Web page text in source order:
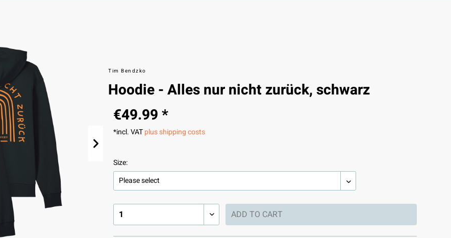
Tim Bendzko
Hoodie - Alles nur nicht zurück, schwarz
€49.99 *
*incl. VATplus shipping costs
Size:
ADD TO CART